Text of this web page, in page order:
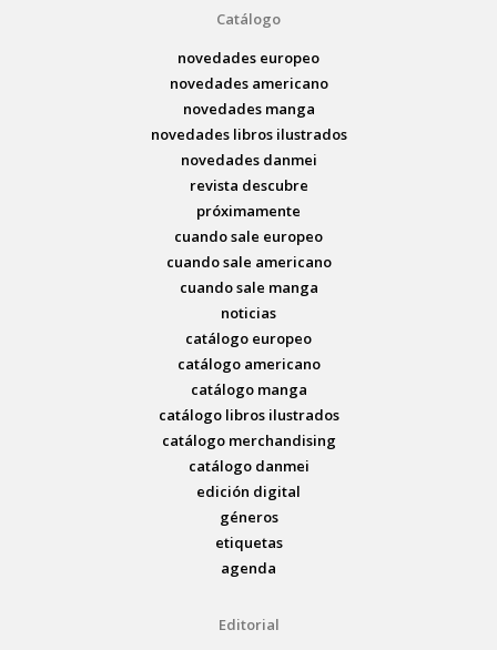
Catálogo
novedades europeo
novedades americano
novedades manga
novedades libros ilustrados
novedades danmei
revista descubre
próximamente
cuando sale europeo
cuando sale americano
cuando sale manga
noticias
catálogo europeo
catálogo americano
catálogo manga
catálogo libros ilustrados
catálogo merchandising
catálogo danmei
edición digital
géneros
etiquetas
agenda
Editorial